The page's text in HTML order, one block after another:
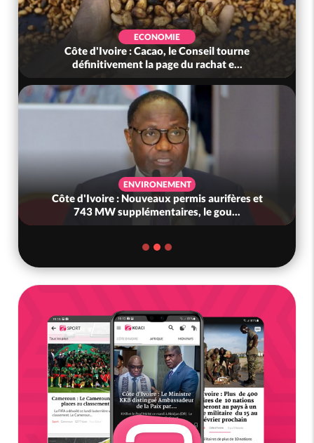
ECONOMIE
Côte d'Ivoire : Cacao, le Conseil tourne
définitivement la page du rachat e...
ENVIRONEMENT
Côte d'Ivoire : Nouveaux permis aurifères et
743 MW supplémentaires, le gou...